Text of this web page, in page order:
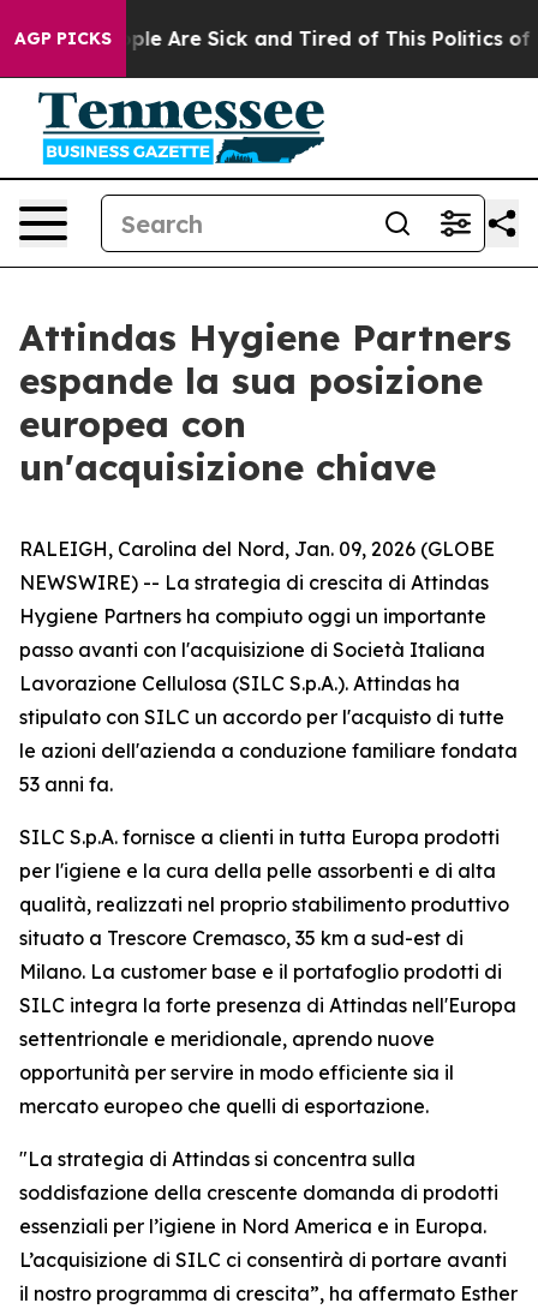
AGP PICKS
“People Are Sick and Tired of This Politics of
Attindas Hygiene Partners
espande la sua posizione
europea con
un'acquisizione chiave
RALEIGH, Carolina del Nord, Jan. 09, 2026 (GLOBE
NEWSWIRE) -- La strategia di crescita di Attindas
Hygiene Partners ha compiuto oggi un importante
passo avanti con l'acquisizione di Società Italiana
Lavorazione Cellulosa (SILC S.p.A.). Attindas ha
stipulato con SILC un accordo per l'acquisto di tutte
le azioni dell'azienda a conduzione familiare fondata
53 anni fa.
SILC S.p.A. fornisce a clienti in tutta Europa prodotti
per l'igiene e la cura della pelle assorbenti e di alta
qualità, realizzati nel proprio stabilimento produttivo
situato a Trescore Cremasco, 35 km a sud-est di
Milano. La customer base e il portafoglio prodotti di
SILC integra la forte presenza di Attindas nell'Europa
settentrionale e meridionale, aprendo nuove
opportunità per servire in modo efficiente sia il
mercato europeo che quelli di esportazione.
"La strategia di Attindas si concentra sulla
soddisfazione della crescente domanda di prodotti
essenziali per l’igiene in Nord America e in Europa.
L’acquisizione di SILC ci consentirà di portare avanti
il nostro programma di crescita”, ha affermato Esther